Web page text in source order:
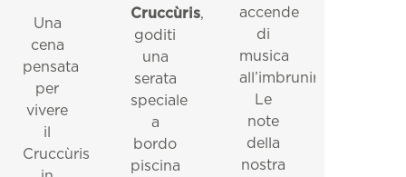
Una
cena
pensata
per
vivere
il
Cruccùris
Cruccùris,
goditi
una
serata
speciale
a
bordo
piscina
accende
di
musica
all’imbrunire.
Le
note
della
nostra